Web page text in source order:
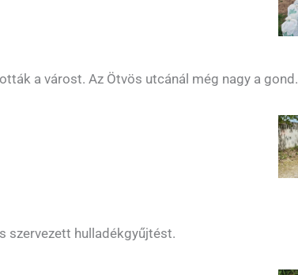
a várost. Az Ötvös utcánál még nagy a gond.
szervezett hulladékgyűjtést.